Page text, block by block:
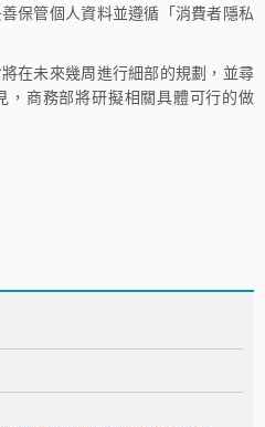
保管個人資料並遵循「消費者隱私
未來幾周進行細部的規劃，並尋
，商務部將研擬相關具體可行的做